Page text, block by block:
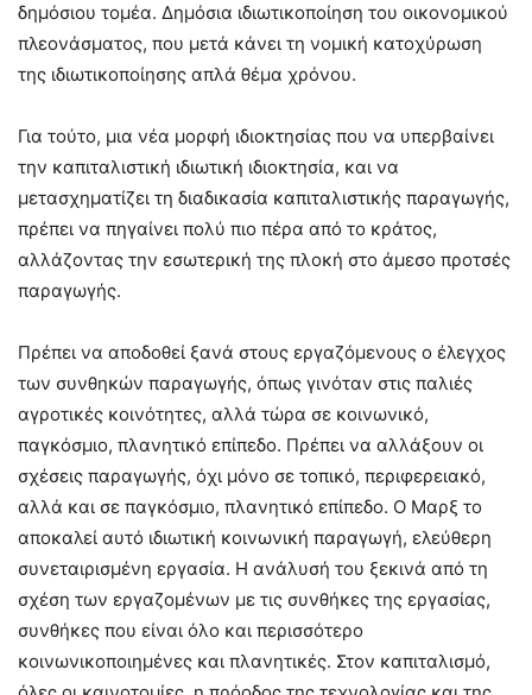
δημόσιου τομέα. Δημόσια ιδιωτικοποίηση του οικονομικού
πλεονάσματος, που μετά κάνει τη νομική κατοχύρωση
της ιδιωτικοποίησης απλά θέμα χρόνου.
Για τούτο, μια νέα μορφή ιδιοκτησίας που να υπερβαίνει
την καπιταλιστική ιδιωτική ιδιοκτησία, και να
μετασχηματίζει τη διαδικασία καπιταλιστικής παραγωγής,
πρέπει να πηγαίνει πολύ πιο πέρα από το κράτος,
αλλάζοντας την εσωτερική της πλοκή στο άμεσο προτσές
παραγωγής.
Πρέπει να αποδοθεί ξανά στους εργαζόμενους ο έλεγχος
των συνθηκών παραγωγής, όπως γινόταν στις παλιές
αγροτικές κοινότητες, αλλά τώρα σε κοινωνικό,
παγκόσμιο, πλανητικό επίπεδο. Πρέπει να αλλάξουν οι
σχέσεις παραγωγής, όχι μόνο σε τοπικό, περιφερειακό,
αλλά και σε παγκόσμιο, πλανητικό επίπεδο. Ο Μαρξ το
αποκαλεί αυτό ιδιωτική κοινωνική παραγωγή, ελεύθερη
συνεταιρισμένη εργασία. Η ανάλυσή του ξεκινά από τη
σχέση των εργαζομένων με τις συνθήκες της εργασίας,
συνθήκες που είναι όλο και περισσότερο
κοινωνικοποιημένες και πλανητικές. Στον καπιταλισμό,